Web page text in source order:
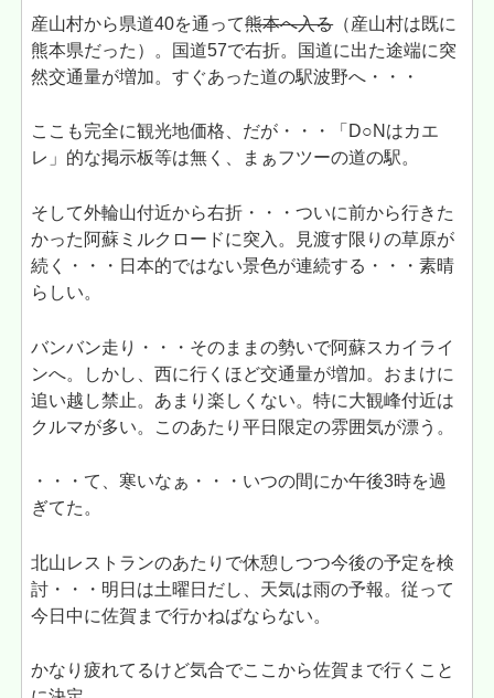
産山村から県道40を通って熊本へ入る（産山村は既に
熊本県だった）。国道57で右折。国道に出た途端に突
然交通量が増加。すぐあった道の駅波野へ・・・
ここも完全に観光地価格、だが・・・「D○Nはカエ
レ」的な掲示板等は無く、まぁフツーの道の駅。
そして外輪山付近から右折・・・ついに前から行きた
かった阿蘇ミルクロードに突入。見渡す限りの草原が
続く・・・日本的ではない景色が連続する・・・素晴
らしい。
バンバン走り・・・そのままの勢いで阿蘇スカイライ
ンへ。しかし、西に行くほど交通量が増加。おまけに
追い越し禁止。あまり楽しくない。特に大観峰付近は
クルマが多い。このあたり平日限定の雰囲気が漂う。
・・・て、寒いなぁ・・・いつの間にか午後3時を過
ぎてた。
北山レストランのあたりで休憩しつつ今後の予定を検
討・・・明日は土曜日だし、天気は雨の予報。従って
今日中に佐賀まで行かねばならない。
かなり疲れてるけど気合でここから佐賀まで行くこと